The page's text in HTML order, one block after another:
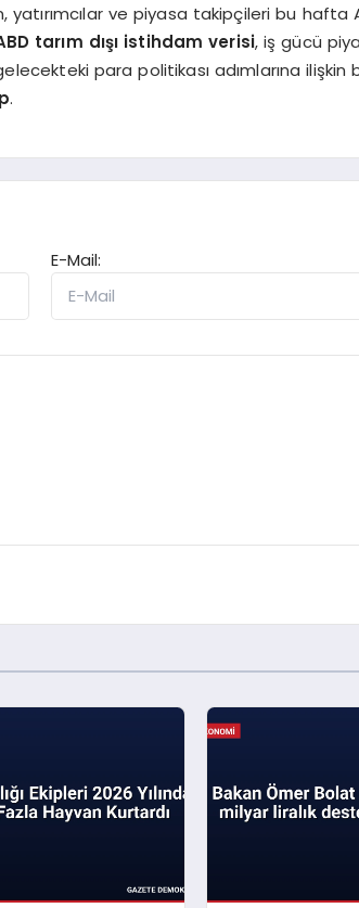
ve piyasa takipçileri bu hafta
tarım dışı istihdam verisi, iş gücü
para politikası adımlarına ilişkin
.
E-Mail: